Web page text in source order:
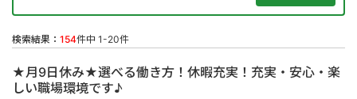
検索結果： 154件中 1-20件
★月9日休み★選べる働き方！休暇充実！充実・安心・楽
しい職場環境です♪